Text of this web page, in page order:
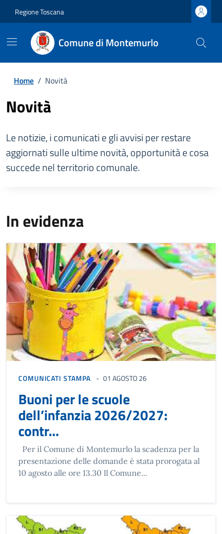
Regione Toscana
Comune di Montemurlo
Home / Novità
Novità
Le notizie, i comunicati e gli avvisi per restare
aggiornati sulle ultime novità, opportunità e cosa
succede nel territorio comunale.
In evidenza
COMUNICATI STAMPA 01 AGOSTO 26
Buoni per le scuole
dell’infanzia 2026/2027:
contr...
Per il Comune di Montemurlo la scadenza per la
presentazione delle domande è stata prorogata al
10 agosto alle ore 13.30 Il Comune...